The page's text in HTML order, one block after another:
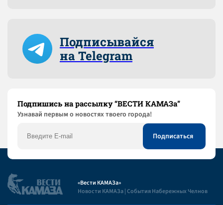
Подписывайся
на Telegram
Подпишись на рассылку “ВЕСТИ КАМАЗа”
Узнaвай первым о новостях твоего города!
«Вести КАМАЗа»
Новости КАМАЗа | События Набережных Челнов